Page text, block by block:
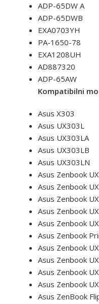
ADP-65DW A
ADP-65DWB
EXA0703YH
PA-1650-78
EXA1208UH
AD887320
ADP-65AW
Kompatibilni
Asus X303
Asus UX303L
Asus UX303LA
Asus UX303LB
Asus UX303LN
Asus Zenbook
Asus Zenbook
Asus Zenbook
Asus Zenbook
Asus Zenbook
Asus Zenbook
Asus Zenbook
Asus Zenbook
Asus Zenbook
Asus Zenbook
Asus ZenBook